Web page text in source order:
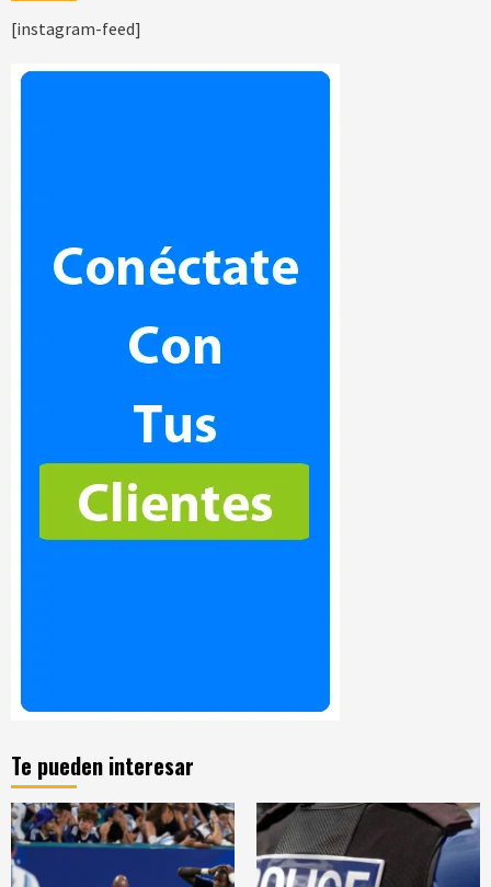
[instagram-feed]
Te pueden interesar